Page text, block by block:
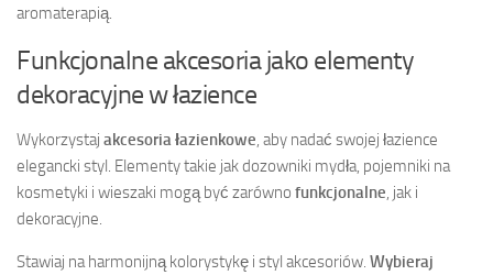
aromaterapią.
Funkcjonalne akcesoria jako elementy
dekoracyjne w łazience
Wykorzystaj akcesoria łazienkowe, aby nadać swojej łazience
elegancki styl. Elementy takie jak dozowniki mydła, pojemniki na
kosmetyki i wieszaki mogą być zarówno funkcjonalne, jak i
dekoracyjne.
Stawiaj na harmonijną kolorystykę i styl akcesoriów. Wybieraj